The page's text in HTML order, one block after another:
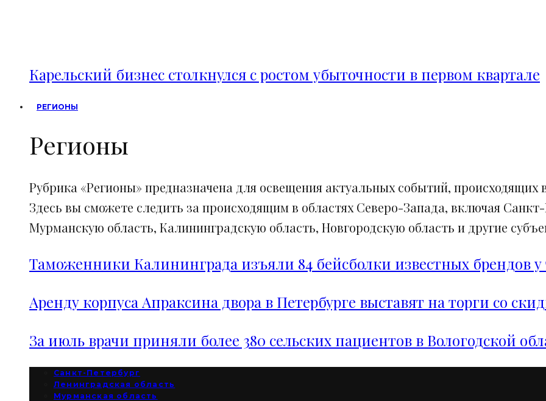
Карельский бизнес столкнулся с ростом убыточности в первом квартале
РЕГИОНЫ
Регионы
Рубрика «Регионы» предназначена для освещения актуальных событий, происходящих
Здесь вы сможете следить за происходящим в областях Северо-Запада, включая
Мурманскую область, Калининградскую область, Новгородскую область и другие
Таможенники Калининграда изъяли 84 бейсболки известных брендов у
Аренду корпуса Апраксина двора в Петербурге выставят на торги со
За июль врачи приняли более 380 сельских пациентов в Вологодской
Санкт-Петербург
Ленинградская область
Мурманская область